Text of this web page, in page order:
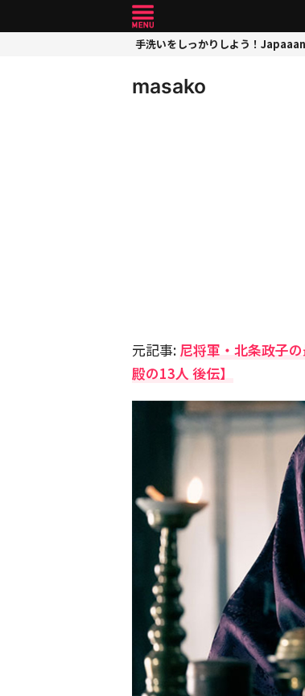
手洗いをしっかりしよう！Japaaan
masako
元記事: 尼将軍・北条政子
殿の13人 後伝】